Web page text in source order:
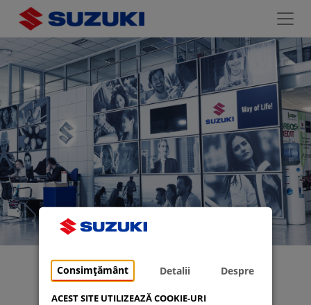
Consimțământ Detalii Despre
ACEST SITE UTILIZEAZĂ COOKIE-URI
TUR VIRTUAL